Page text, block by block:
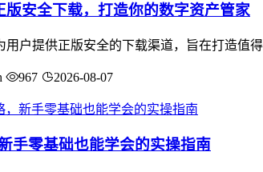
安全下载，打造你的数字资产管家
用户提供正版安全的下载渠道，旨在打造值
967 2026-08-07
手零基础也能学会的实操指南